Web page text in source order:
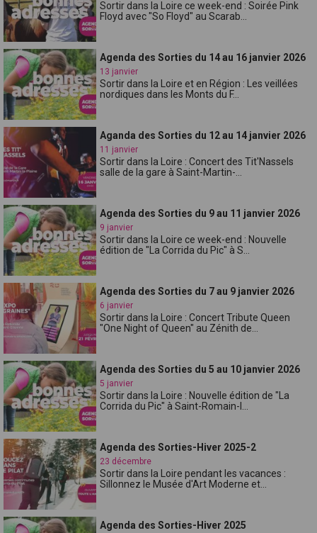
Sortir dans la Loire ce week-end : Soirée Pink
Floyd avec "So Floyd" au Scarab...
Agenda des Sorties du 14 au 16 janvier 2026
13 janvier
Sortir dans la Loire et en Région : Les veillées
nordiques dans les Monts du F...
Aganda des Sorties du 12 au 14 janvier 2026
11 janvier
Sortir dans la Loire : Concert des Tit'Nassels
salle de la gare à Saint-Martin-...
Agenda des Sorties du 9 au 11 janvier 2026
9 janvier
Sortir dans la Loire ce week-end : Nouvelle
édition de "La Corrida du Pic" à S...
Agenda des Sorties du 7 au 9 janvier 2026
6 janvier
Sortir dans la Loire : Concert Tribute Queen
"One Night of Queen" au Zénith de...
Agenda des Sorties du 5 au 10 janvier 2026
5 janvier
Sortir dans la Loire : Nouvelle édition de "La
Corrida du Pic" à Saint-Romain-l...
Agenda des Sorties-Hiver 2025-2
23 décembre
Sortir dans la Loire pendant les vacances :
Sillonnez le Musée d'Art Moderne et...
Agenda des Sorties-Hiver 2025